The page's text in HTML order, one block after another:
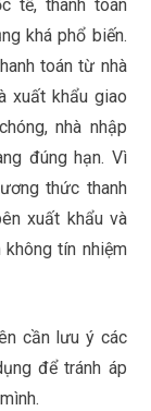
tế, thanh toán
khá phổ biến.
toán từ nhà
xuất khẩu giao
nhà nhập
đúng hạn. Vì
thức thanh
xuất khẩu và
tín nhiệm
cần lưu ý các
để tránh áp